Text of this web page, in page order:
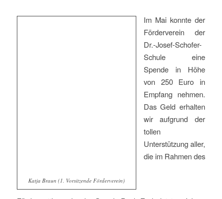
Katja Braun (1. Vorsitzende Förderverein)
Im Mai konnte der
Förderverein der
Dr.-Josef-Schofer-
Schule eine
Spende in Höhe
von 250 Euro in
Empfang nehmen.
Das Geld erhalten
wir aufgrund der
tollen
Unterstützung aller,
die im Rahmen des